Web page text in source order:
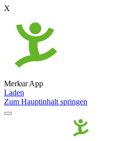
X
Merkur App
Laden
Zum Hauptinhalt springen